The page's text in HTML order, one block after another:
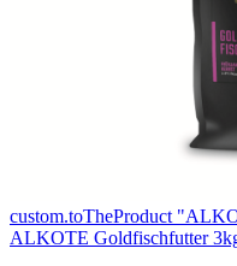
custom.toTheProduct
ALKOTE Goldfischfutter